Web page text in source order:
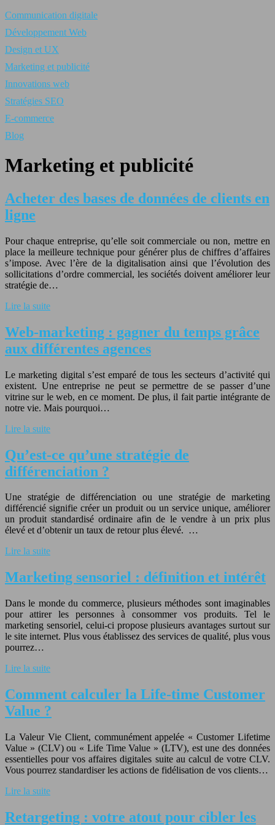
Communication digitale
Développement Web
Design et UX
Marketing et publicité
Innovations web
Stratégies SEO
E-commerce
Blog
Marketing et publicité
Acheter des bases de données de clients en
ligne
Pour chaque entreprise, qu’elle soit commerciale ou non, mettre en
place la meilleure technique pour générer plus de chiffres d’affaires
s’impose. Avec l’ère de la digitalisation ainsi que l’évolution des
sollicitations d’ordre commercial, les sociétés doivent améliorer leur
stratégie de…
Lire la suite
Web-marketing : gagner du temps grâce
aux différentes agences
Le marketing digital s’est emparé de tous les secteurs d’activité qui
existent. Une entreprise ne peut se permettre de se passer d’une
vitrine sur le web, en ce moment. De plus, il fait partie intégrante de
notre vie. Mais pourquoi…
Lire la suite
Qu’est-ce qu’une stratégie de
différenciation ?
Une stratégie de différenciation ou une stratégie de marketing
différencié signifie créer un produit ou un service unique, améliorer
un produit standardisé ordinaire afin de le vendre à un prix plus
élevé et d’obtenir un taux de retour plus élevé. …
Lire la suite
Marketing sensoriel : définition et intérêt
Dans le monde du commerce, plusieurs méthodes sont imaginables
pour attirer les personnes à consommer vos produits. Tel le
marketing sensoriel, celui-ci propose plusieurs avantages surtout sur
le site internet. Plus vous établissez des services de qualité, plus vous
pourrez…
Lire la suite
Comment calculer la Life-time Customer
Value ?
La Valeur Vie Client, communément appelée « Customer Lifetime
Value » (CLV) ou « Life Time Value » (LTV), est une des données
essentielles pour vos affaires digitales suite au calcul de votre CLV.
Vous pourrez standardiser les actions de fidélisation de vos clients…
Lire la suite
Retargeting : votre atout pour cibler les